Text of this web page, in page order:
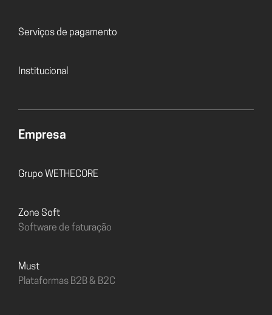
Serviços de pagamento
Institucional
Empresa
Grupo WETHECORE
Zone Soft
Software de faturação
must
Plataformas B2B & B2C